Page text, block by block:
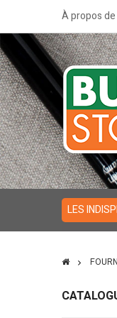
À propos
LES